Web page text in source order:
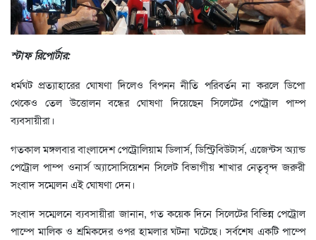
স্টাফ রিপোর্টার:
ধর্মঘট প্রত্যাহারের ঘোষণা দিলেও বিপনন নীতি পরিবর্তন না করলে ডিপো
থেকেও তেল উত্তোলন বন্ধের ঘোষণা দিয়েছেন সিলেটের পেট্রোল পাম্প
ব্যবসায়ীরা।
গতকাল মঙ্গলবার বাংলাদেশ পেট্রোলিয়াম ডিলার্স, ডিস্ট্রিবিউটার্স, এজেন্টস অ্যান্ড
পেট্রোল পাম্প ওনার্স অ্যাসোসিয়েশন সিলেট বিভাগীয় শাখার নেতৃবৃন্দ জরুরী
সংবাদ সম্মেলন এই ঘোষণা দেন।
সংবাদ সম্মেলনে ব্যবসায়ীরা জানান, গত কয়েক দিনে সিলেটের বিভিন্ন পেট্রোল
পাম্পে মালিক ও শ্রমিকদের ওপর হামলার ঘটনা ঘটেছে। সর্বশেষ একটি পাম্পে